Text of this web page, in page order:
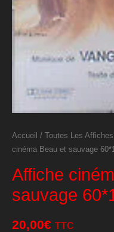
Accueil / Toutes Les Affiches
cinéma Beau et sauvage
Affiche
sauvage
20,00€ TTC